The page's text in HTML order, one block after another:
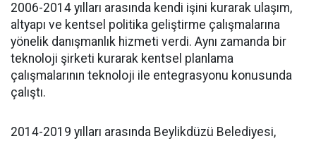
2006-2014 yılları arasında kendi işini kurarak ulaşım,
altyapı ve kentsel politika geliştirme çalışmalarına
yönelik danışmanlık hizmeti verdi. Aynı zamanda bir
teknoloji şirketi kurarak kentsel planlama
çalışmalarının teknoloji ile entegrasyonu konusunda
çalıştı.
2014-2019 yılları arasında Beylikdüzü Belediyesi,